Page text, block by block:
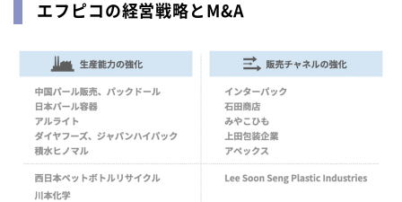
エフピコの経営戦略とM&A